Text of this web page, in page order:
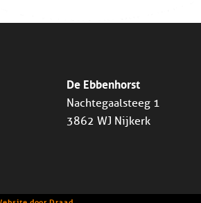
De Ebbenhorst
Nachtegaalsteeg 1
3862 WJ Nijkerk